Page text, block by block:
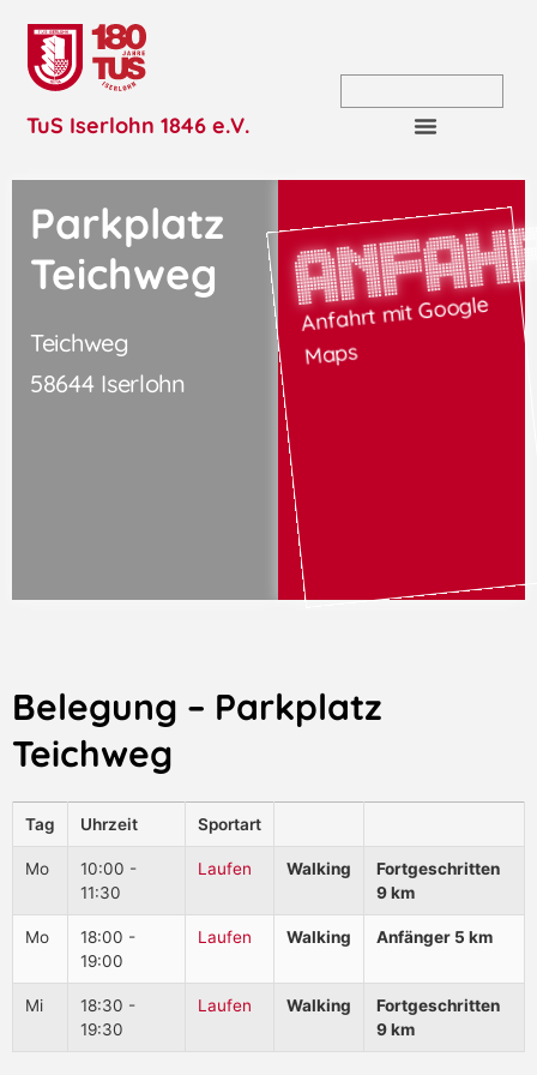
TuS Iserlohn 1846 e.V.
Parkplatz
Teichweg
Teichweg
58644 Iserlohn
Anfahrt mit Google
Maps
Belegung – Parkplatz
Teichweg
Tag Uhrzeit Sportart
Mo
10:00 -
11:30
Laufen Walking
Fortgeschritten
9 km
Mo
18:00 -
19:00
Laufen Walking Anfänger 5 km
Mi
18:30 -
19:30
Laufen Walking
Fortgeschritten
9 km